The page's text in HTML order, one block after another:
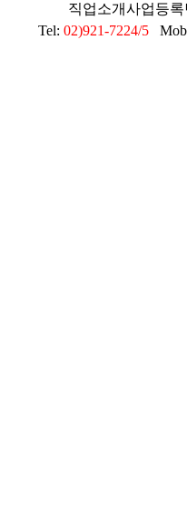
직업소개사업등
Tel: 02)921-7224/5